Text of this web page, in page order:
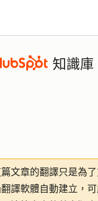
知識庫
篇文章的翻譯只是為
譯軟體自動建立，